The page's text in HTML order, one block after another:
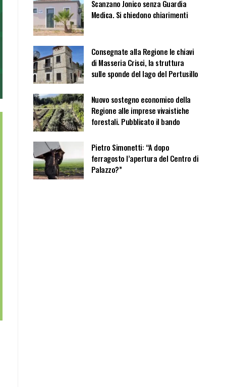
Scanzano Jonico senza Guardia
Medica. Si chiedono chiarimenti
Consegnate alla Regione le chiavi
di Masseria Crisci, la struttura
sulle sponde del lago del Pertusillo
Nuovo sostegno economico della
Regione alle imprese vivaistiche
forestali. Pubblicato il bando
Pietro Simonetti: “A dopo
ferragosto l’apertura del Centro di
Palazzo?”